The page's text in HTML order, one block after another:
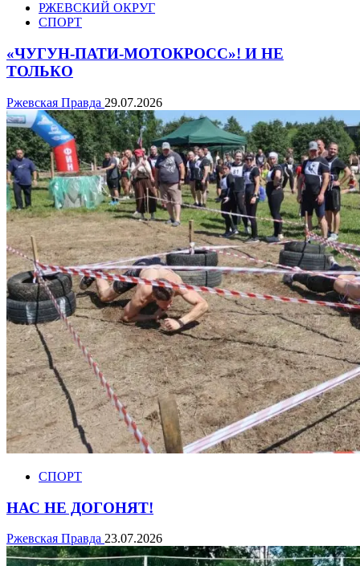
РЖЕВСКИЙ ОКРУГ
СПОРТ
«ЧУГУН-ПАТИ-МОТОКРОСС»! И НЕ
ТОЛЬКО
Ржевская Правда 29.07.2026
СПОРТ
НАС НЕ ДОГОНЯТ!
Ржевская Правда 23.07.2026